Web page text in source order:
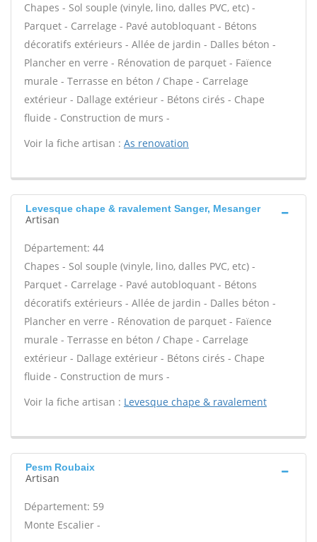
Chapes - Sol souple (vinyle, lino, dalles PVC, etc) -
Parquet - Carrelage - Pavé autobloquant - Bétons
décoratifs extérieurs - Allée de jardin - Dalles béton -
Plancher en verre - Rénovation de parquet - Faïence
murale - Terrasse en béton / Chape - Carrelage
extérieur - Dallage extérieur - Bétons cirés - Chape
fluide - Construction de murs -
Voir la fiche artisan : As renovation
Levesque chape & ravalement Sanger, Mesanger
Artisan
Département: 44
Chapes - Sol souple (vinyle, lino, dalles PVC, etc) -
Parquet - Carrelage - Pavé autobloquant - Bétons
décoratifs extérieurs - Allée de jardin - Dalles béton -
Plancher en verre - Rénovation de parquet - Faïence
murale - Terrasse en béton / Chape - Carrelage
extérieur - Dallage extérieur - Bétons cirés - Chape
fluide - Construction de murs -
Voir la fiche artisan : Levesque chape & ravalement
Pesm Roubaix
Artisan
Département: 59
Monte Escalier -